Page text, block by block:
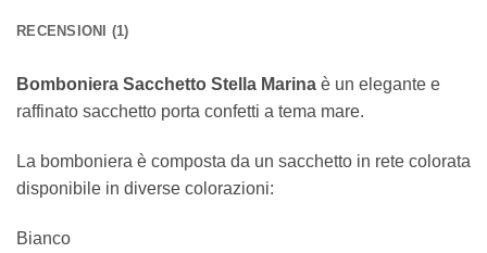
RECENSIONI (1)
Bomboniera Sacchetto Stella Marina è un elegante e
raffinato sacchetto porta confetti a tema mare.
La bomboniera è composta da un sacchetto in rete colorata
disponibile in diverse colorazioni:
Bianco